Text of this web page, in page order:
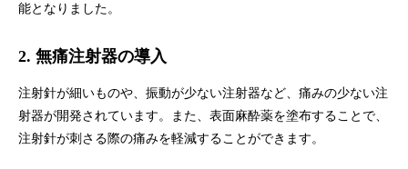
能となりました。
2. 無痛注射器の導入
注射針が細いものや、振動が少ない注射器など、痛みの少ない注
射器が開発されています。また、表面麻酔薬を塗布することで、
注射針が刺さる際の痛みを軽減することができます。